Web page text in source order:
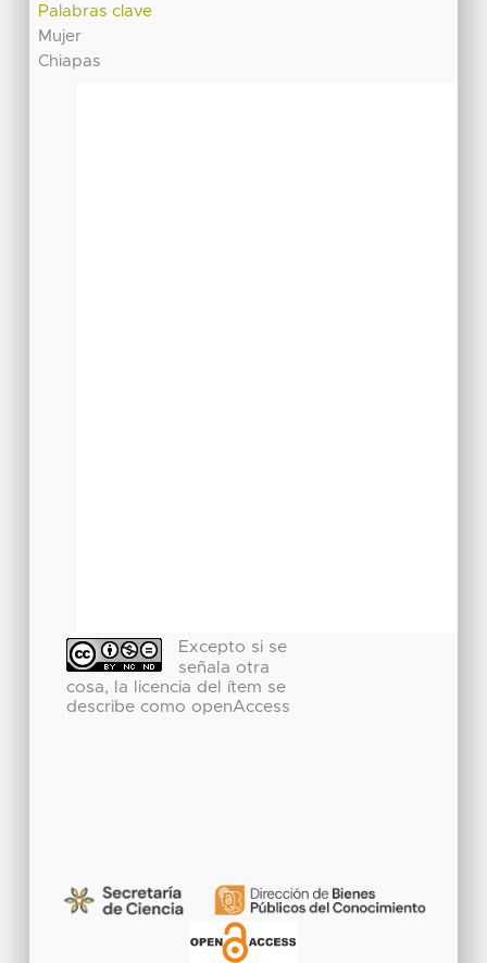
Palabras clave
Mujer
Chiapas
Excepto si se
señala otra
cosa, la licencia del ítem se
describe como openAccess